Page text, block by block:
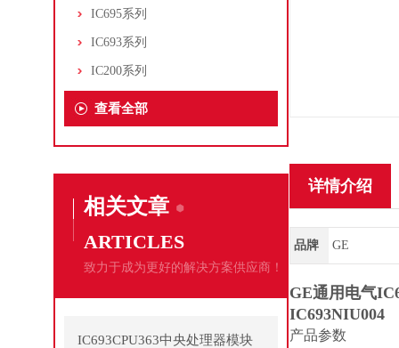
IC695系列
IC693系列
IC200系列
查看全部
相关文章
ARTICLES
致力于成为更好的解决方案供应商！
IC693CPU363中央处理器模块
详情介绍
品牌 GE
GE通用电气
IC693NIU004
产品参数